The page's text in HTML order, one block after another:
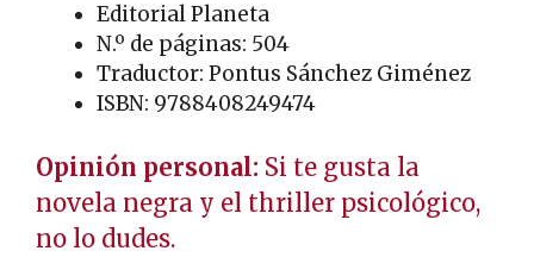
Editorial Planeta
N.º de páginas: 504
Traductor: Pontus Sánchez Giménez
ISBN: 9788408249474
Opinión personal: Si te gusta la
novela negra y el thriller psicológico,
no lo dudes.